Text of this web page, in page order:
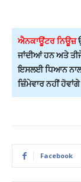
ਐਨਕਾਊਂਟਰ ਨਿਊਜ਼
ਜਾਂਦੀਆਂ ਹਨ ਅਤੇ
ਇਸਲਈ ਧਿਆਨ
ਜ਼ਿੰਮੇਵਾਰ ਨਹੀਂ
Facebook